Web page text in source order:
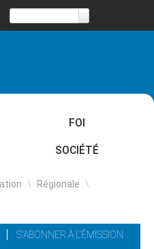
FOI
SOCIÉTÉ
\ Régionale \
S'ABONNER À L'ÉMISSION